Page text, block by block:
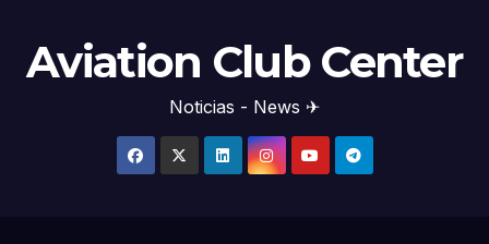
Aviation Club Center
Noticias - News ✈